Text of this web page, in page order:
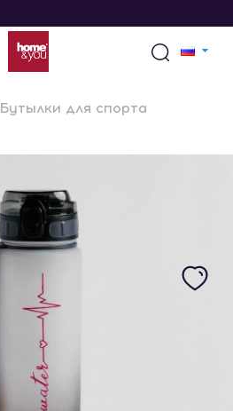
Бутылки для спорта